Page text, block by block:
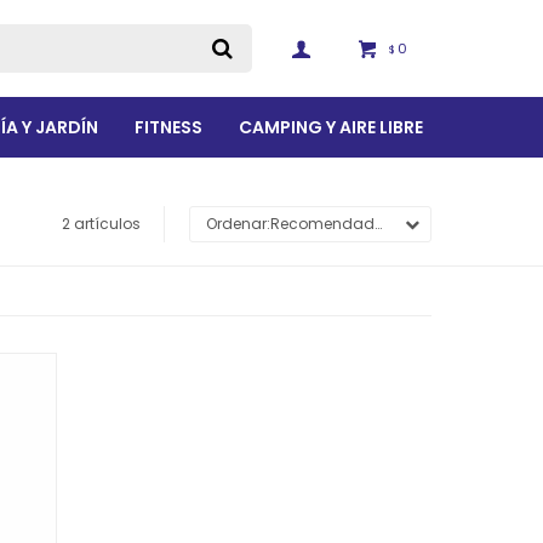
Y JARDÍN FITNESS CAMPING Y AIRE LIBRE
$ 0
2 artículos Recomendados